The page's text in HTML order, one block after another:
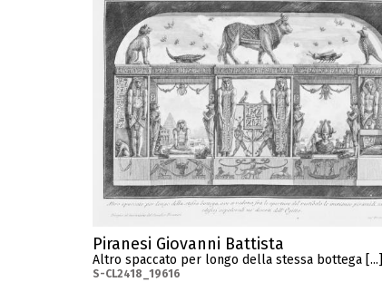
Piranesi Giovanni Battista
Altro spaccato per longo della stessa bottega [...]
S-CL2418_19616